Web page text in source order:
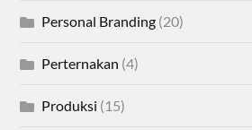
Personal Branding (20)
Perternakan (4)
Produksi (15)